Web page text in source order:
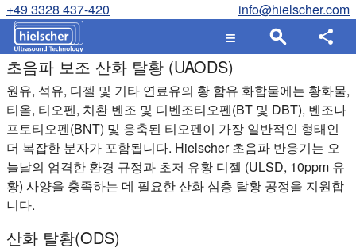
+49 3328 437-420 info@hielscher.com
초음파 보조 산화 탈황 (UAODS)
원유, 석유, 디젤 및 기타 연료유의 황 함유 화합물에는 황화물,
티올, 티오펜, 치환 벤조 및 디벤조티오펜(BT 및 DBT), 벤조나
프토티오펜(BNT) 및 응축된 티오펜이 가장 일반적인 형태인
더 복잡한 분자가 포함됩니다. Hielscher 초음파 반응기는 오
늘날의 엄격한 환경 규정과 초저 유황 디젤 (ULSD, 10ppm 유
황) 사양을 충족하는 데 필요한 산화 심층 탈황 공정을 지원합
니다.
산화 탈황(ODS)